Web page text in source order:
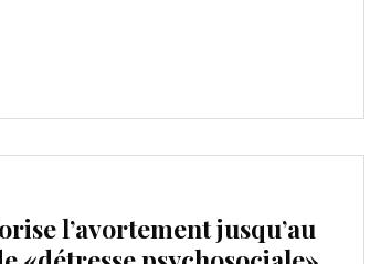
l’avortement jusqu’au